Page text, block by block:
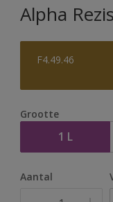
Alpha
F4.49.46
Grootte
1 L
Aantal